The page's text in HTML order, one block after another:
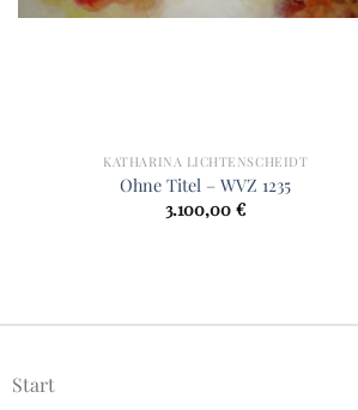
KATHARINA LICHTENSCHEIDT
Ohne Titel – WVZ 1235
3.100,00€
Start